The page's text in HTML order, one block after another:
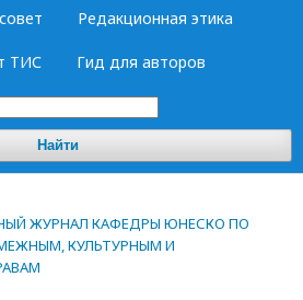
Редакционная этика
ТИС Гид для авторов
Найти
ЖУРНАЛ КАФЕДРЫ ЮНЕСКО ПО
КУЛЬТУРНЫМ И